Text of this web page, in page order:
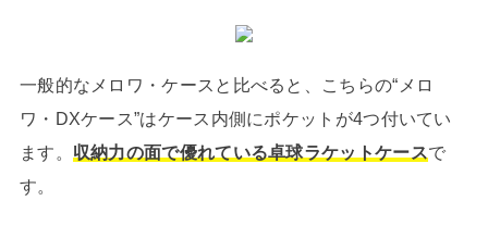
一般的なメロワ・ケースと比べると、こちらの“メロ
ワ・DXケース”はケース内側にポケットが4つ付いてい
ます。 収納力の面で優れている卓球ラケットケースで
す。